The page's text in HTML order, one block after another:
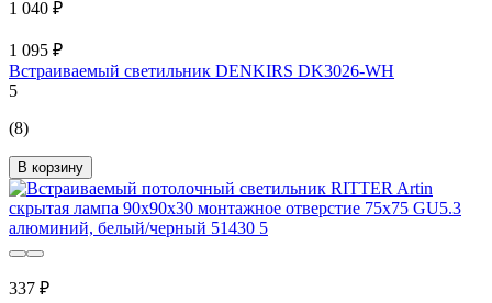
1 040 ₽
1 095 ₽
Встраиваемый светильник DENKIRS DK3026-WH
5
(8)
В корзину
337 ₽